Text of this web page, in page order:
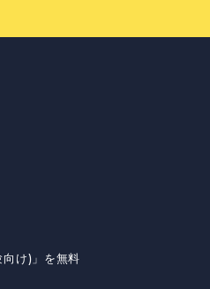
け)」を無料